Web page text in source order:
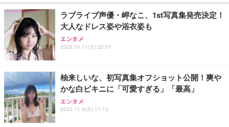
ラブライブ声優・岬なこ、1st写真集発売決定！
大人なドレス姿や浴衣姿も
エンタメ
2022.10.11(火) 22:07
柚来しいな、初写真集オフショット公開！爽や
かな白ビキニに「可愛すぎる」「最高」
エンタメ
2022.11.9(水) 11:13